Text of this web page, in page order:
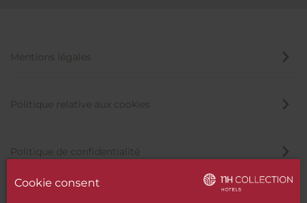
Mentions légales
Politique relative aux cookies
Politique de confidentialité
Cookie consent